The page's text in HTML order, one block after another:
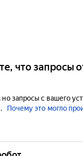
что запросы
запросы с вашего
Почему это могло